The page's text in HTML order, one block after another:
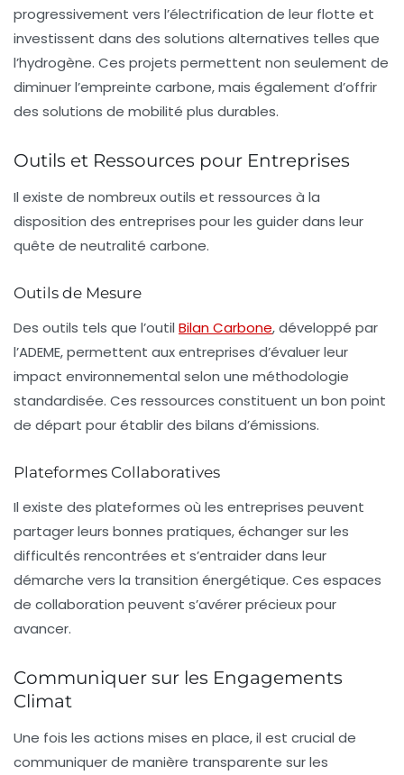
progressivement vers l’électrification de leur flotte et
investissent dans des solutions alternatives telles que
l’hydrogène. Ces projets permettent non seulement de
diminuer l’empreinte carbone, mais également d’offrir
des solutions de mobilité plus durables.
Outils et Ressources pour Entreprises
Il existe de nombreux outils et ressources à la
disposition des entreprises pour les guider dans leur
quête de neutralité carbone.
Outils de Mesure
Des outils tels que l’outil Bilan Carbone, développé par
l’ADEME, permettent aux entreprises d’évaluer leur
impact environnemental selon une méthodologie
standardisée. Ces ressources constituent un bon point
de départ pour établir des bilans d’émissions.
Plateformes Collaboratives
Il existe des plateformes où les entreprises peuvent
partager leurs bonnes pratiques, échanger sur les
difficultés rencontrées et s’entraider dans leur
démarche vers la transition énergétique. Ces espaces
de collaboration peuvent s’avérer précieux pour
avancer.
Communiquer sur les Engagements
Climat
Une fois les actions mises en place, il est crucial de
communiquer de manière transparente sur les